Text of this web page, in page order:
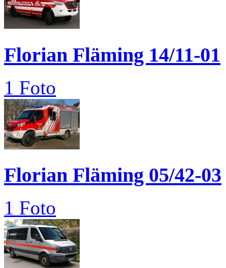
Florian Fläming 14/11-01
1 Foto
Florian Fläming 05/42-03
1 Foto